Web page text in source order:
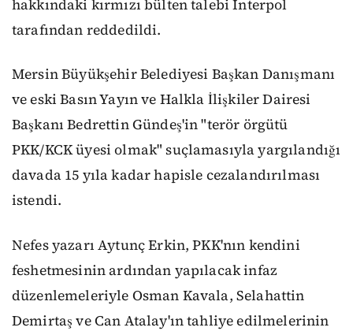
hakkındaki kırmızı bülten talebi Interpol
tarafından reddedildi.
Mersin Büyükşehir Belediyesi Başkan Danışmanı
ve eski Basın Yayın ve Halkla İlişkiler Dairesi
Başkanı Bedrettin Gündeş'in "terör örgütü
PKK/KCK üyesi olmak" suçlamasıyla yargılandığı
davada 15 yıla kadar hapisle cezalandırılması
istendi.
Nefes yazarı Aytunç Erkin, PKK'nın kendini
feshetmesinin ardından yapılacak infaz
düzenlemeleriyle Osman Kavala, Selahattin
Demirtaş ve Can Atalay'ın tahliye edilmelerinin